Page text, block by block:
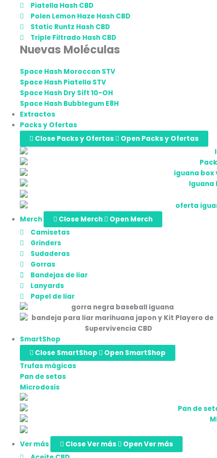
Piatella Hash CBD
Polen Lemon Haze Hash CBD
Static Runtz Hash CBD
Triple Filtrado Hash CBD
Nuevas Moléculas
Space Hash Moroccan STV
Space Hash Piatella STV
Space Hash Dry Sift 10-OH
Space Hash Bubblegum E8H
Extractos
Packs y Ofertas
Close Packs y Ofertas
Open Packs y Ofertas
Merch Close Merch
Open Merch
Camisetas
Grinders
Sudaderas
Gorras
Bandejas de liar
Lanyards
Papel de liar
SmartShop
Close SmartShop
Open SmartShop
Trufas mágicas
Pan de setas
Microdosis
Ver más Close Ver más
Open Ver más